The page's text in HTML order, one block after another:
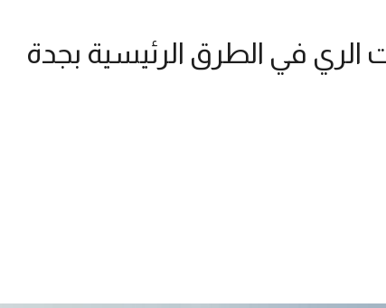
في الطرق الرئيسية بجدة